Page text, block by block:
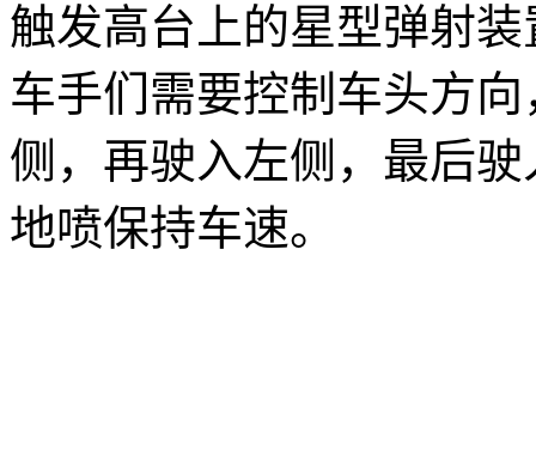
触发高台上的星型弹射
车手们需要控制车头方
侧，再驶入左侧，最后
地喷保持车速。